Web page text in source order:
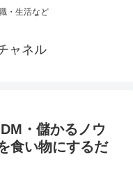
・生活など
ャネル
・儲かるノウ
食い物にするだ